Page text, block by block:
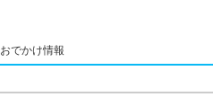
おでかけ情報